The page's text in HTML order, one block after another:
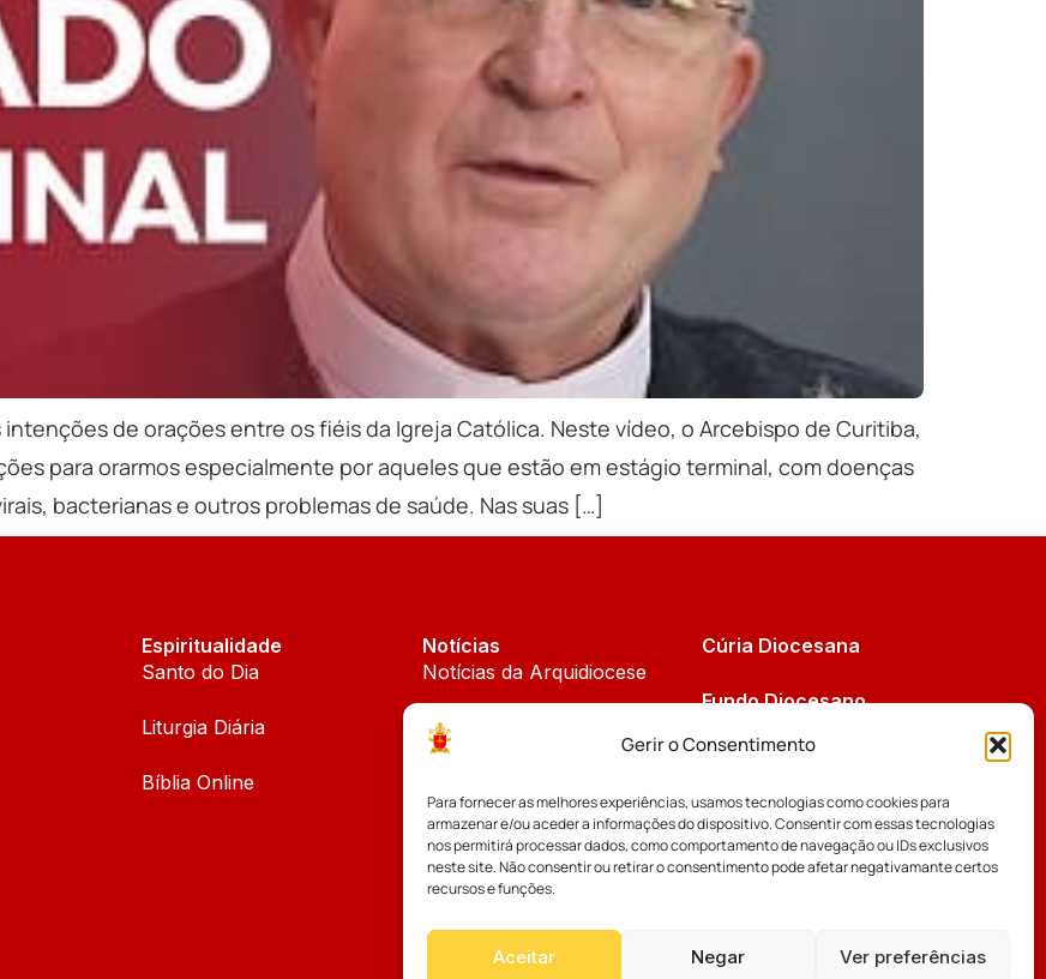
Gerir o Consentimento
Para fornecer as melhores experiências, usamos tecnologias como cookies para
armazenar e/ou aceder a informações do dispositivo. Consentir com essas tecnologias
nos permitirá processar dados, como comportamento de navegação ou IDs exclusivos
neste site. Não consentir ou retirar o consentimento pode afetar negativamante certos
recursos e funções.
Aceitar Negar Ver preferências
intenções de orações entre os fiéis da Igreja Católica. Neste vídeo, o Arcebispo de Curitiba,
para orarmos especialmente por aqueles que estão em estágio terminal, com doenças
bacterianas e outros problemas de saúde. Nas suas […]
Espiritualidade
Santo do Dia
Liturgia Diária
Bíblia Online
Notícias
Notícias da Arquidiocese
Notícias Cáritas
Palavra dos Bispos
Cúria Diocesana
Fundo Diocesano
Tribunal Eclesiástico
Vicariatos da Educação
Eventos